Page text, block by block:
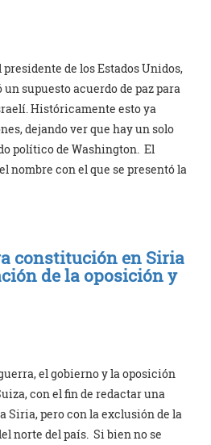
presidente de los Estados Unidos,
supuesto acuerdo de paz para
Históricamente esto ya
dejando ver que hay un solo
político de Washington. El
nombre con el que se presentó la
constitución en Siria
de la oposición y
el gobierno y la oposición
con el fin de redactar una
Siria, pero con la exclusión de la
norte del país. Si bien no se